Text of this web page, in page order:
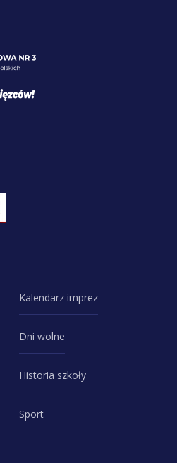
Kalendarz imprez
Dni wolne
Historia szkoły
Sport